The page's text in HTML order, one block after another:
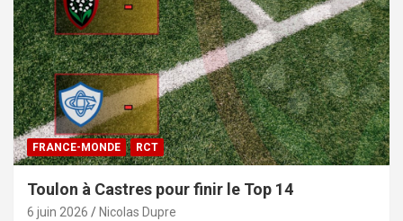
FRANCE-MONDE RCT
Toulon à Castres pour finir le Top 14
6 juin 2026 Nicolas Dupre